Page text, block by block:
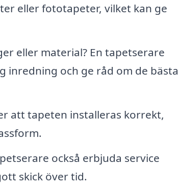
eller fototapeter, vilket kan ge
eller material? En tapetserare
inredning och ge råd om de bästa
att tapeten installeras korrekt,
också erbjuda service
skick över tid.